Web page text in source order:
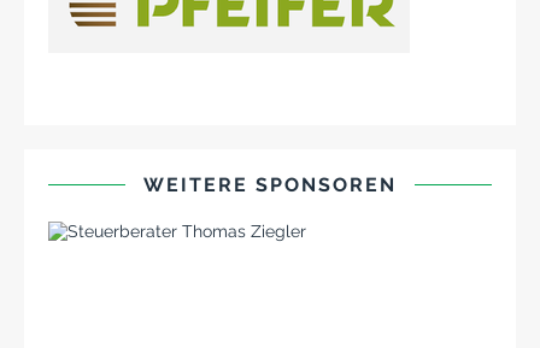
WEITERE SPONSOREN